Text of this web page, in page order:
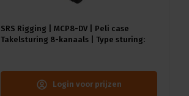
SRS Rigging | MCP8-DV | Peli case
Takelsturing 8-kanaals | Type sturing:
Login voor prijzen